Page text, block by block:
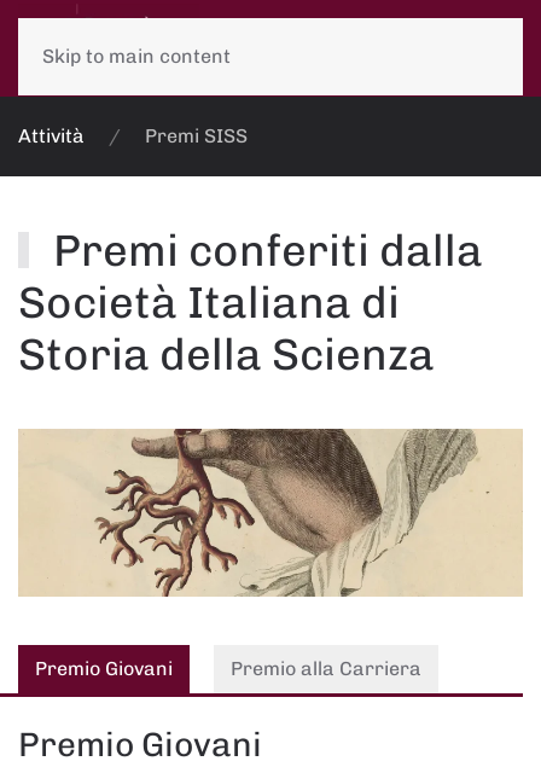
Skip to main content
Attività Premi SISS
Premi conferiti dalla
Società Italiana di
Storia della Scienza
Premio Giovani Premio alla Carriera
Premio Giovani